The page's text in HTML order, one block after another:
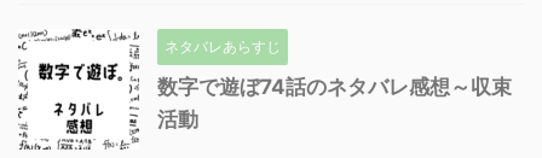
ネタバレあらすじ
数字で遊ぼ74話のネタバレ感想～収束
活動